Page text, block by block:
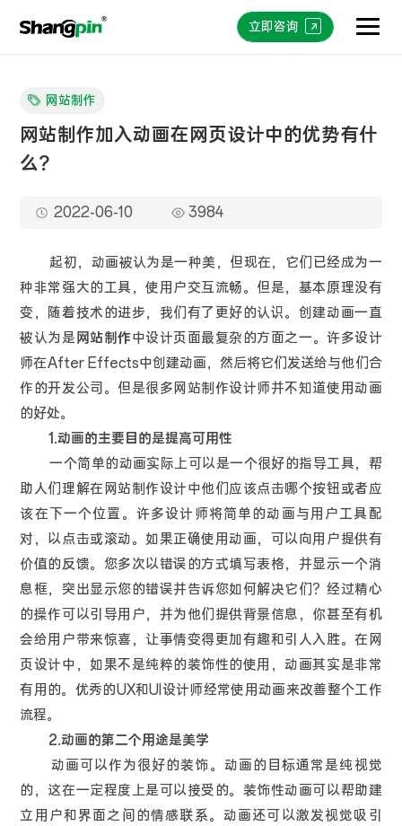
立即咨询
网站制作
网站制作加入动画在网页设计中的优势有什
么？
2022-06-10 3984
起初，动画被认为是一种美，但现在，它们已经成为一
种非常强大的工具，使用户交互流畅。但是，基本原理没有
变，随着技术的进步，我们有了更好的认识。创建动画一直
被认为是 网站制作中设计页面最复杂的方面之一。许多设计
师在After Effects中创建动画，然后将它们发送给与他们合
作的开发公司。但是很多网站制作设计师并不知道使用动画
的好处。
1.动画的主要目的是提高可用性
一个简单的动画实际上可以是一个很好的指导工具，帮
助人们理解在网站制作设计中他们应该点击哪个按钮或者应
该在下一个位置。许多设计师将简单的动画与用户工具配
对，以点击或滚动。如果正确使用动画，可以向用户提供有
价值的反馈。您多次以错误的方式填写表格，并显示一个消
息框，突出显示您的错误并告诉您如何解决它们？经过精心
的操作可以引导用户，并为他们提供背景信息，你甚至有机
会给用户带来惊喜，让事情变得更加有趣和引人入胜。在网
页设计中，如果不是纯粹的装饰性的使用，动画其实是非常
有用的。优秀的UX和UI设计师经常使用动画来改善整个工作
流程。
2.动画的第二个用途是美学
动画可以作为很好的装饰。动画的目标通常是纯视觉
的，这在一定程度上是可以接受的。装饰性动画可以帮助建
立用户和界面之间的情感联系。动画还可以激发视觉吸引